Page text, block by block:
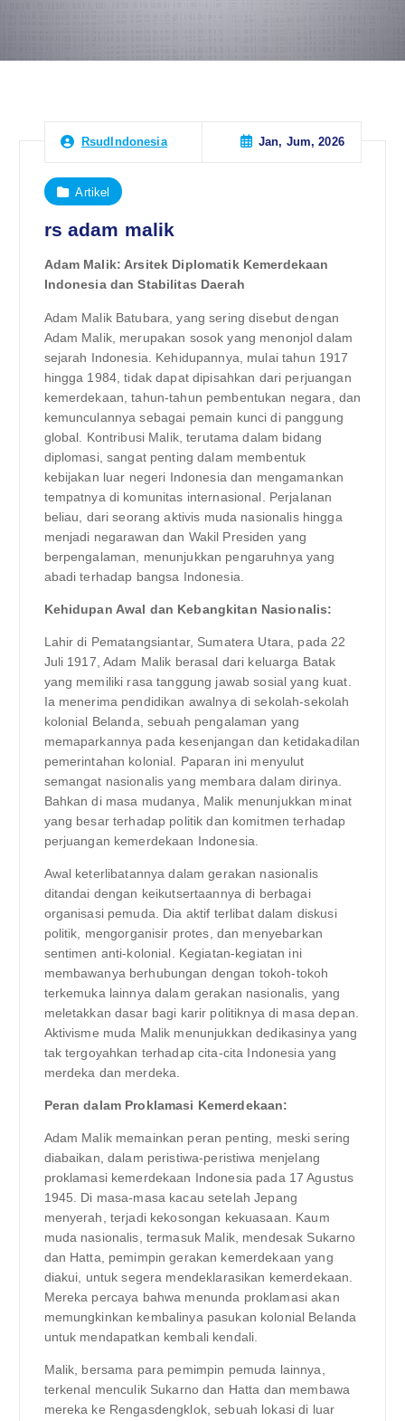
RsudIndonesia Jan, Jum, 2026
Artikel
rs adam malik
Adam Malik: Arsitek Diplomatik Kemerdekaan
Indonesia dan Stabilitas Daerah
Adam Malik Batubara, yang sering disebut dengan
Adam Malik, merupakan sosok yang menonjol dalam
sejarah Indonesia. Kehidupannya, mulai tahun 1917
hingga 1984, tidak dapat dipisahkan dari perjuangan
kemerdekaan, tahun-tahun pembentukan negara, dan
kemunculannya sebagai pemain kunci di panggung
global. Kontribusi Malik, terutama dalam bidang
diplomasi, sangat penting dalam membentuk
kebijakan luar negeri Indonesia dan mengamankan
tempatnya di komunitas internasional. Perjalanan
beliau, dari seorang aktivis muda nasionalis hingga
menjadi negarawan dan Wakil Presiden yang
berpengalaman, menunjukkan pengaruhnya yang
abadi terhadap bangsa Indonesia.
Kehidupan Awal dan Kebangkitan Nasionalis:
Lahir di Pematangsiantar, Sumatera Utara, pada 22
Juli 1917, Adam Malik berasal dari keluarga Batak
yang memiliki rasa tanggung jawab sosial yang kuat.
Ia menerima pendidikan awalnya di sekolah-sekolah
kolonial Belanda, sebuah pengalaman yang
memaparkannya pada kesenjangan dan ketidakadilan
pemerintahan kolonial. Paparan ini menyulut
semangat nasionalis yang membara dalam dirinya.
Bahkan di masa mudanya, Malik menunjukkan minat
yang besar terhadap politik dan komitmen terhadap
perjuangan kemerdekaan Indonesia.
Awal keterlibatannya dalam gerakan nasionalis
ditandai dengan keikutsertaannya di berbagai
organisasi pemuda. Dia aktif terlibat dalam diskusi
politik, mengorganisir protes, dan menyebarkan
sentimen anti-kolonial. Kegiatan-kegiatan ini
membawanya berhubungan dengan tokoh-tokoh
terkemuka lainnya dalam gerakan nasionalis, yang
meletakkan dasar bagi karir politiknya di masa depan.
Aktivisme muda Malik menunjukkan dedikasinya yang
tak tergoyahkan terhadap cita-cita Indonesia yang
merdeka dan merdeka.
Peran dalam Proklamasi Kemerdekaan:
Adam Malik memainkan peran penting, meski sering
diabaikan, dalam peristiwa-peristiwa menjelang
proklamasi kemerdekaan Indonesia pada 17 Agustus
1945. Di masa-masa kacau setelah Jepang
menyerah, terjadi kekosongan kekuasaan. Kaum
muda nasionalis, termasuk Malik, mendesak Sukarno
dan Hatta, pemimpin gerakan kemerdekaan yang
diakui, untuk segera mendeklarasikan kemerdekaan.
Mereka percaya bahwa menunda proklamasi akan
memungkinkan kembalinya pasukan kolonial Belanda
untuk mendapatkan kembali kendali.
Malik, bersama para pemimpin pemuda lainnya,
terkenal menculik Sukarno dan Hatta dan membawa
mereka ke Rengasdengklok, sebuah lokasi di luar